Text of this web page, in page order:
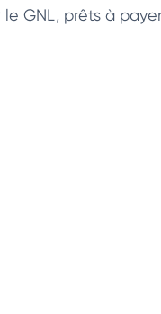
GNL, prêts à